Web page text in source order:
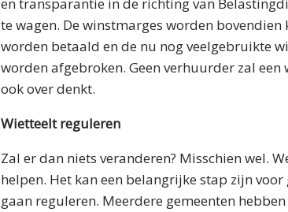
te wagen. De winstmarges worden
worden betaald en de nu nog veelgebruikte
worden afgebroken. Geen verhuurder zal
ook over denkt.
Wietteelt reguleren
Zal er dan niets veranderen? Misschien wel.
helpen. Het kan een belangrijke stap zijn
gaan reguleren. Meerdere gemeenten